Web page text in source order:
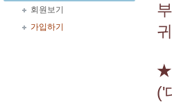
회원보기
가입하기
★
('